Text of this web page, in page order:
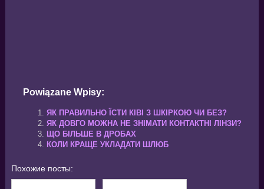
Powiązane Wpisy:
ЯК ПРАВИЛЬНО ЇСТИ КІВІ З ШКІРКОЮ ЧИ БЕЗ?
ЯК ДОВГО МОЖНА НЕ ЗНІМАТИ КОНТАКТНІ ЛІНЗИ?
ЩО БІЛЬШЕ В ДРОБАХ
КОЛИ КРАЩЕ УКЛАДАТИ ШЛЮБ
Похожие посты: